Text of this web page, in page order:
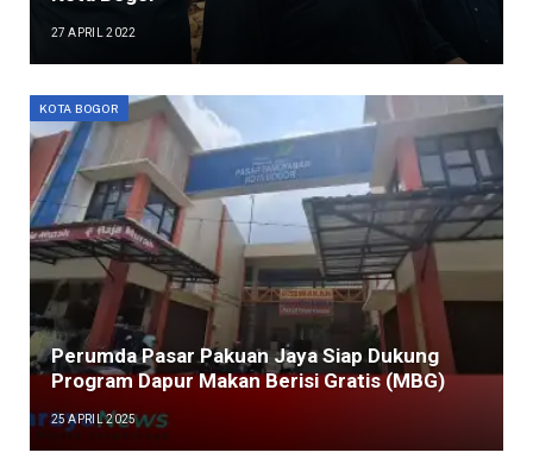
27 APRIL 2022
KOTA BOGOR
Perumda Pasar Pakuan Jaya Siap Dukung
Program Dapur Makan Berisi Gratis (MBG)
25 APRIL 2025